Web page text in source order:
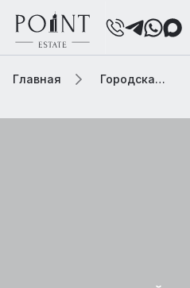
Главная Городская элитная недвижимость